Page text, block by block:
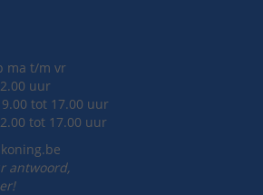
ma t/m vr
uur
tot 17.00 uur
tot 17.00 uur
antwoord,